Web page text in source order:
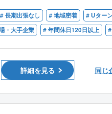
「こんな家を建て
叶えられることが
の部屋を作りた
お客様と直接関わ
つひとつのこだわ
〈チーム組織構
◎西日本を中心に
理業務を受託し
各マンションの
合）の要望や経過
します。
マンション管理会
者、1級建築士、
務主任者の有資
# 長期出張なし # 地域密着 # Uター
・大手企業 # 年間休日120日以上
詳細を見る 同じ